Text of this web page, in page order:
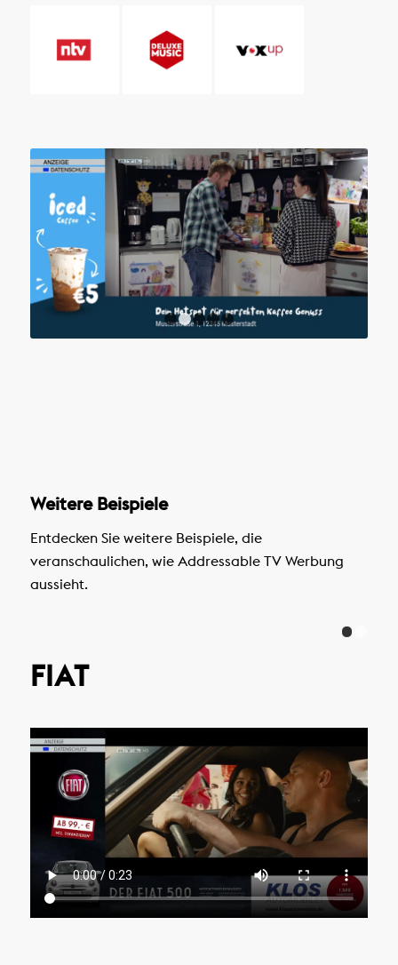
Weitere Beispiele
Entdecken Sie weitere Beispiele, die
veranschaulichen, wie Addressable TV Werbung
aussieht.
FIAT